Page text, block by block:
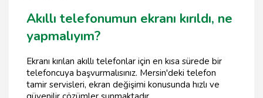
Akıllı telefonumun ekranı kırıldı, ne
yapmalıyım?
Ekranı kırılan akıllı telefonlar için en kısa sürede bir
telefoncuya başvurmalısınız. Mersin'deki telefon
tamir servisleri, ekran değişimi konusunda hızlı ve